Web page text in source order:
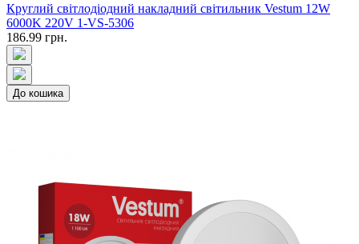
Круглий світлодіодний накладний світильник Vestum 12W
6000K 220V 1-VS-5306
186.99 грн.
До кошика